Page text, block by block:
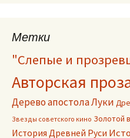
Метки
"Слепые и
Авторская
Дерево апостола Луки
Звезды советского кино Золотой
История Древней Руси